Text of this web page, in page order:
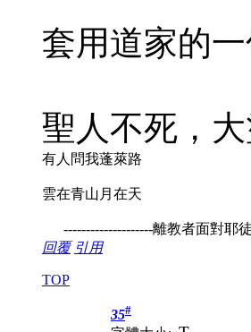
套用道家的
聖人不死，
有人問我蓬萊路
雲在青山月在天
--------------------離教者面對耶
回覆 引用
TOP
35#